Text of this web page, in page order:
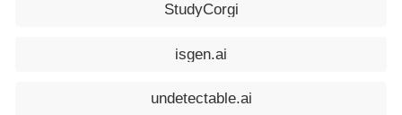
StudyCorgi
isgen.ai
undetectable.ai